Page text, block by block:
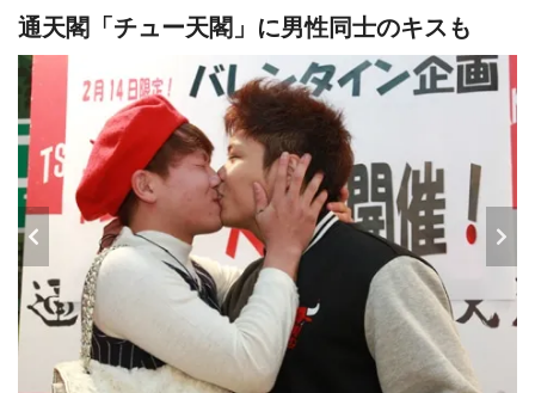
通天閣「チュー天閣」に男性同士のキスも